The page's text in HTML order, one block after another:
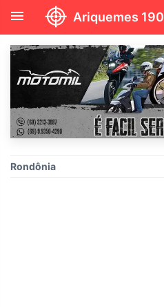
menu Ariquemes 190
Rondônia